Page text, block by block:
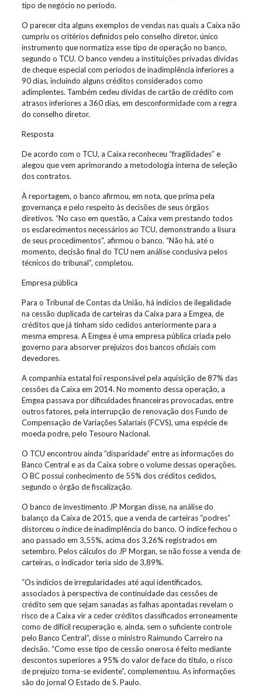
tipo de negócio no período.
O parecer cita alguns exemplos de vendas nas quais a Caixa não
cumpriu os critérios definidos pelo conselho diretor, único
instrumento que normatiza esse tipo de operação no banco,
segundo o TCU. O banco vendeu a instituições privadas dívidas
de cheque especial com períodos de inadimplência inferiores a
90 dias, incluindo alguns créditos considerados como
adimplentes. Também cedeu dívidas de cartão de crédito com
atrasos inferiores a 360 dias, em desconformidade com a regra
do conselho diretor.
Resposta
De acordo com o TCU, a Caixa reconheceu “fragilidades” e
alegou que vem aprimorando a metodologia interna de seleção
dos contratos.
À reportagem, o banco afirmou, em nota, que prima pela
governança e pelo respeito às decisões de seus órgãos
diretivos. “No caso em questão, a Caixa vem prestando todos
os esclarecimentos necessários ao TCU, demonstrando a lisura
de seus procedimentos”, afirmou o banco. “Não há, até o
momento, decisão final do TCU nem análise conclusiva pelos
técnicos do tribunal”, completou.
Empresa pública
Para o Tribunal de Contas da União, há indícios de ilegalidade
na cessão duplicada de carteiras da Caixa para a Emgea, de
créditos que já tinham sido cedidos anteriormente para a
mesma empresa. A Emgea é uma empresa pública criada pelo
governo para absorver prejuízos dos bancos oficiais com
devedores.
A companhia estatal foi responsável pela aquisição de 87% das
cessões da Caixa em 2014. No momento dessa operação, a
Emgea passava por dificuldades financeiras provocadas, entre
outros fatores, pela interrupção de renovação dos Fundo de
Compensação de Variações Salariais (FCVS), uma espécie de
moeda podre, pelo Tesouro Nacional.
O TCU encontrou ainda “disparidade” entre as informações do
Banco Central e as da Caixa sobre o volume dessas operações.
O BC possui conhecimento de 55% dos créditos cedidos,
segundo o órgão de fiscalização.
O banco de investimento JP Morgan disse, na análise do
balanço da Caixa de 2015, que a venda de carteiras “podres”
distorceu o índice de inadimplência do banco. O índice fechou o
ano passado em 3,55%, acima dos 3,26% registrados em
setembro. Pelos cálculos do JP Morgan, se não fosse a venda de
carteiras, o indicador teria sido de 3,89%.
“Os indícios de irregularidades até aqui identificados,
associados à perspectiva de continuidade das cessões de
crédito sem que sejam sanadas as falhas apontadas revelam o
risco de a Caixa vir a ceder créditos classificados erroneamente
como de difícil recuperação e, ainda, sem o suficiente controle
pelo Banco Central”, disse o ministro Raimundo Carreiro na
decisão. “Como esse tipo de cessão onerosa é feito mediante
descontos superiores a 95% do valor de face do título, o risco
de prejuízo torna-se evidente”, complementou. As informações
são do jornal O Estado de S. Paulo.